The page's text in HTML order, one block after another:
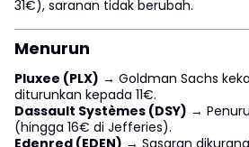
31€), saranan tidak berubah.
Menurun
Pluxee (PLX) → Goldman Sachs
diturunkan kepada 11€.
Dassault Systèmes (DSY) →
(hingga 16€ di Jefferies).
Edenred (EDEN) → Sasaran